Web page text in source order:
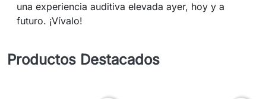
una experiencia auditiva elevada ayer, hoy y a
futuro. ¡Vívalo!
Productos Destacados